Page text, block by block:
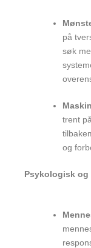
på
søk
trent
og
Psykologisk